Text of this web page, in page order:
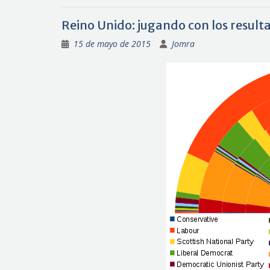
Reino Unido: jugando con los
15 de mayo de 2015 Jomra